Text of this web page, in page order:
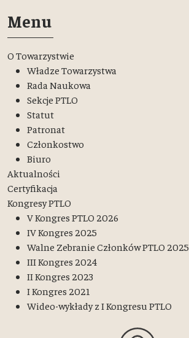
Menu
O Towarzystwie
Władze Towarzystwa
Rada Naukowa
Sekcje PTLO
Statut
Patronat
Członkostwo
Biuro
Aktualności
Certyfikacja
Kongresy PTLO
V Kongres PTLO 2026
IV Kongres 2025
Walne Zebranie Członków PTLO 2025
III Kongres 2024
II Kongres 2023
I Kongres 2021
Wideo-wykłady z I Kongresu PTLO